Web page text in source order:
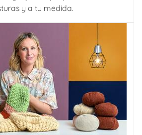
y a tu medida.